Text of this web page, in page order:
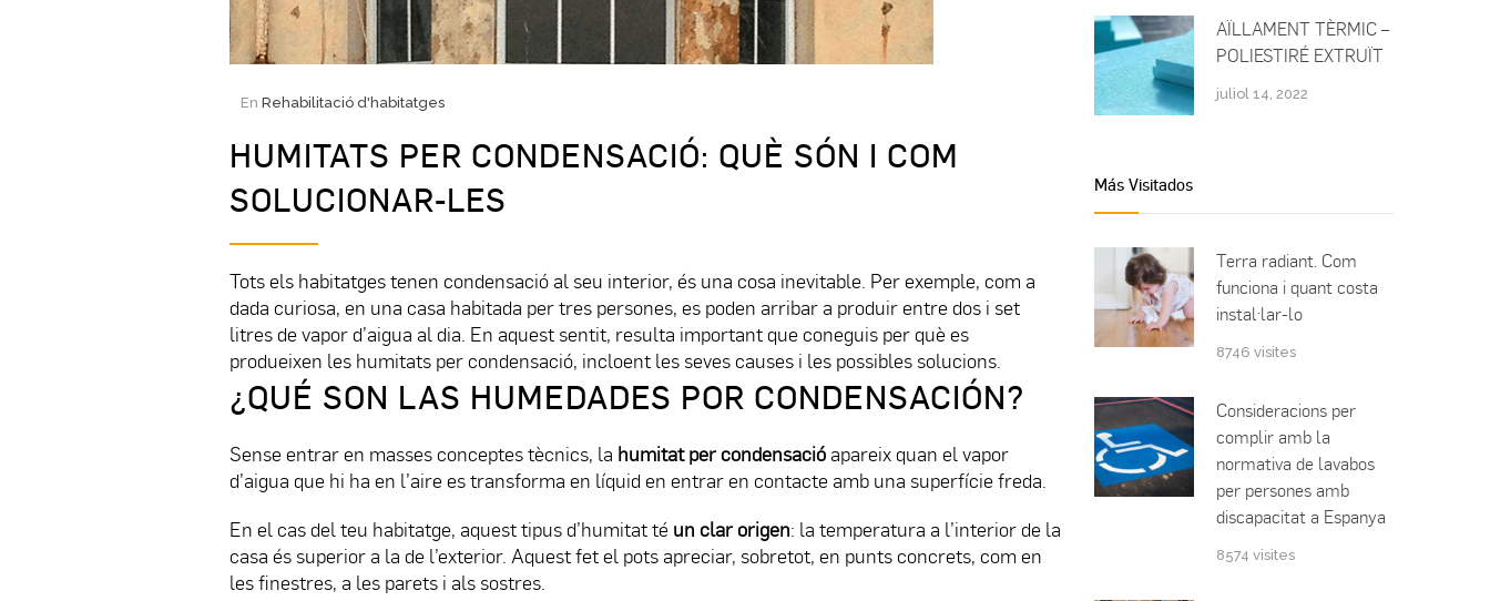
En Rehabilitació d'habitatges
HUMITATS PER CONDENSACIÓ: QUÈ SÓN I COM
SOLUCIONAR-LES
Tots els habitatges tenen condensació al seu interior, és una cosa inevitable. Per exemple, com a
dada curiosa, en una casa habitada per tres persones, es poden arribar a produir entre dos i set
litres de vapor d’aigua al dia. En aquest sentit, resulta important que coneguis per què es
produeixen les humitats per condensació, incloent les seves causes i les possibles solucions.
¿QUÉ SON LAS HUMEDADES POR CONDENSACIÓN?
Sense entrar en masses conceptes tècnics, la humitat per condensacióapareix quan el vapor
d’aigua que hi ha en l’aire es transforma en líquid en entrar en contacte amb una superfície freda.
En el cas del teu habitatge, aquest tipus d’humitat té un clar origen: la temperatura a l’interior de la
casa és superior a la de l’exterior. Aquest fet el pots apreciar, sobretot, en punts concrets, com en
les finestres, a les parets i als sostres.
AÏLLAMENT TÈRMIC –
POLIESTIRÉ EXTRUÏT
juliol 14, 2022
Más Visitados
Terra radiant. Com
funciona i quant costa
instal·lar-lo
8746 visites
Consideracions per
complir amb la
normativa de lavabos
per persones amb
discapacitat a Espanya
8574 visites